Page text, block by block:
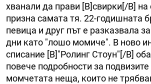
хванали да прави [B]свирки[/B] на
призна самата тя. 22-годишната
певица и друг път е разказвала
дни като "лошо момиче". В ново
списание [B]"Ролинг Стоун"[/B]
повече подробности за
момчетата неща, които не